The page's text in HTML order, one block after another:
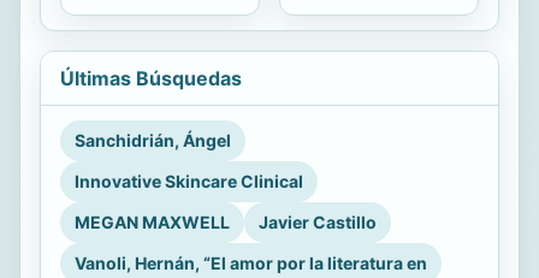
Últimas Búsquedas
Sanchidrián, Ángel
Innovative Skincare Clinical
MEGAN MAXWELL
Javier Castillo
Vanoli, Hernán, “El amor por la literatura en